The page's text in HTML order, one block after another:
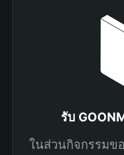
รับ
ในส่วนกิจกรรมข